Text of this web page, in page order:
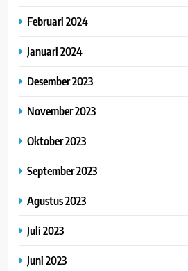
Februari 2024
Januari 2024
Desember 2023
November 2023
Oktober 2023
September 2023
Agustus 2023
Juli 2023
Juni 2023